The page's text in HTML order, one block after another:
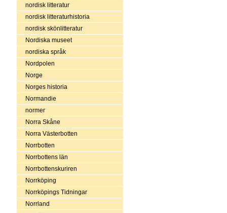
nordisk litteratur
nordisk litteraturhistoria
nordisk skönlitteratur
Nordiska museet
nordiska språk
Nordpolen
Norge
Norges historia
Normandie
normer
Norra Skåne
Norra Västerbotten
Norrbotten
Norrbottens län
Norrbottenskuriren
Norrköping
Norrköpings Tidningar
Norrland